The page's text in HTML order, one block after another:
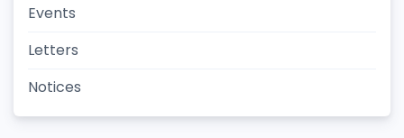
Events
Letters
Notices